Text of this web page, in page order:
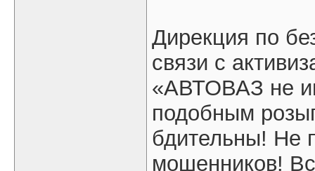
Дирекция по
связи с
«АВТОВАЗ не
подобным
бдительны! Не
мошенников!